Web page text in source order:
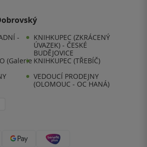
-
KNIHKUPEC (ZKRÁCENÝ
ÚVAZEK) - ČESKÉ
BUDĚJOVICE
(Galerie KNIHKUPEC (TŘEBÍČ)
VEDOUCÍ PRODEJNY
(OLOMOUC - OC HANÁ)